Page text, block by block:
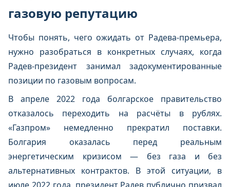
газовую репутацию
Чтобы понять, чего ожидать от Радева-премьера,
нужно разобраться в конкретных случаях, когда
Радев-президент занимал задокументированные
позиции по газовым вопросам.
В апреле 2022 года болгарское правительство
отказалось переходить на расчёты в рублях.
«Газпром» немедленно прекратил поставки.
Болгария оказалась перед реальным
энергетическим кризисом — без газа и без
альтернативных контрактов. В этой ситуации, в